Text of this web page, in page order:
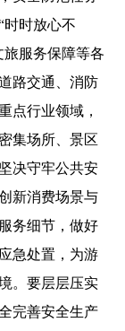
时时放心不
服务保障等各
路交通、消防
点行业领域，
集场所、景区
决守牢公共安
新消费场景与
务细节，做好
急处置，为游
。要层层压实
完善安全生产